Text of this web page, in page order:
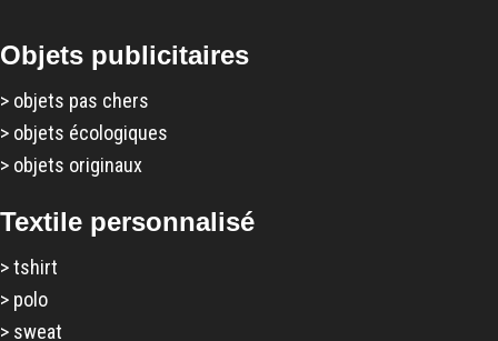
Objets publicitaires
> objets pas chers
> objets écologiques
> objets originaux
Textile personnalisé
>tshirt
> polo
> sweat